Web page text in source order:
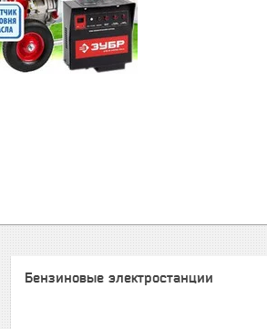
Бензиновые электростанции